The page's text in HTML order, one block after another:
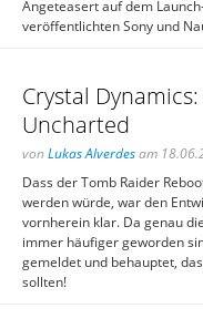
Angeteasert auf dem
veröffentlichten Sony und
Crystal
Uncharted
von Lukas Alverdesam
Dass der Tomb Raider
werden würde, war den
vornherein klar. Da genau
immer häufiger geworden
gemeldet und behauptet,
sollten!